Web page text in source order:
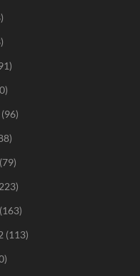
(79)
(163)
(113)